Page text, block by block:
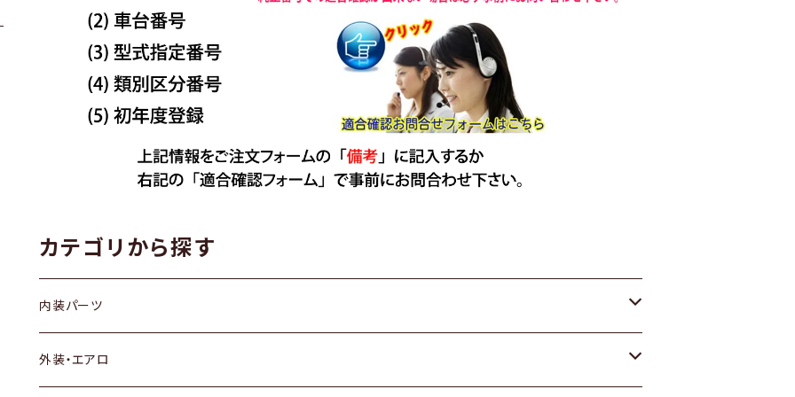
カテゴリから探す
内装パーツ
トヨタ
外装・エアロ